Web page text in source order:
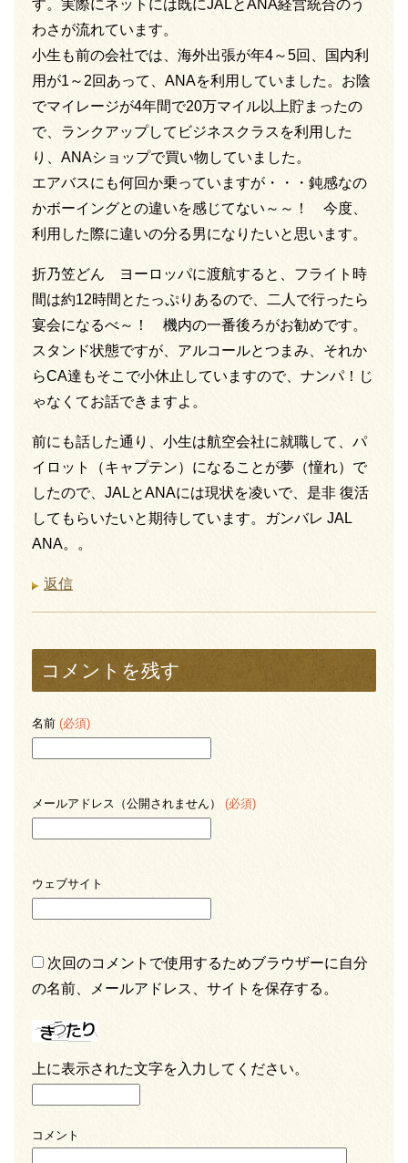
す。実際にネットには既にJALとANA経営統合のう
わさが流れています。
小生も前の会社では、海外出張が年4～5回、国内利
用が1～2回あって、ANAを利用していました。お陰
でマイレージが4年間で20万マイル以上貯まったの
で、ランクアップしてビジネスクラスを利用した
り、ANAショップで買い物していました。
エアバスにも何回か乗っていますが・・・鈍感なの
かボーイングとの違いを感じてない～～！ 今度、
利用した際に違いの分る男になりたいと思います。
折乃笠どん ヨーロッパに渡航すると、フライト時
間は約12時間とたっぷりあるので、二人で行ったら
宴会になるべ～！ 機内の一番後ろがお勧めです。
スタンド状態ですが、アルコールとつまみ、それか
らCA達もそこで小休止していますので、ナンパ！じ
ゃなくてお話できますよ。
前にも話した通り、小生は航空会社に就職して、パ
イロット（キャプテン）になることが夢（憧れ）で
したので、JALとANAには現状を凌いで、是非 復活
してもらいたいと期待しています。ガンバレ JAL
ANA。。
返信
コメントを残す
名前 (必須)
メールアドレス（公開されません） (必須)
ウェブサイト
次回のコメントで使用するためブラウザーに自分
の名前、メールアドレス、サイトを保存する。
上に表示された文字を入力してください。
コメント